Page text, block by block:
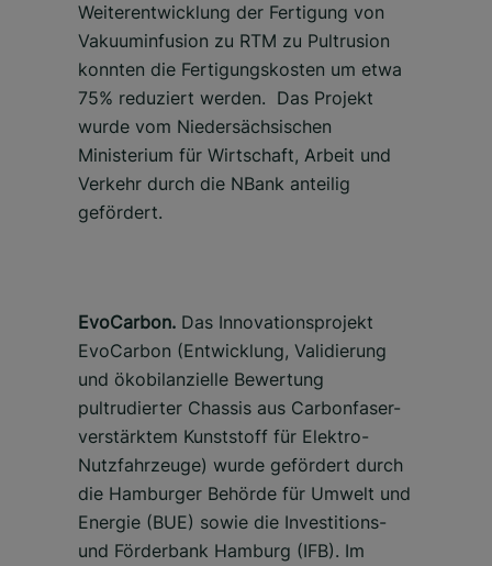
Weiterentwicklung der Fertigung von
Vakuuminfusion zu RTM zu Pultrusion
konnten die Fertigungskosten um etwa
75% reduziert werden. Das Projekt
wurde vom Niedersächsischen
Ministerium für Wirtschaft, Arbeit und
Verkehr durch die NBank anteilig
gefördert.
EvoCarbon. Das Innovationsprojekt
EvoCarbon (Entwicklung, Validierung
und ökobilanzielle Bewertung
pultrudierter Chassis aus Carbonfaser-
verstärktem Kunststoff für Elektro-
Nutzfahrzeuge) wurde gefördert durch
die Hamburger Behörde für Umwelt und
Energie (BUE) sowie die Investitions-
und Förderbank Hamburg (IFB). Im